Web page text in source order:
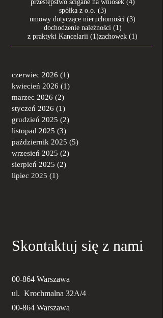
przestępstwo ścigane na wniosek (4)
spółka z o.o. (3)3 posty
umowy dotyczące nieruchomości (3)
dochodzenie należności (1)1 post
z praktyki Kancelarii (1)1 post
zachowek (1)
czerwiec 2026 (1)
kwiecień 2026 (1)
marzec 2026 (2)
styczeń 2026 (1)
grudzień 2025 (2)
listopad 2025 (3)
październik 2025 (5)
wrzesień 2025 (2)
sierpień 2025 (2)
lipiec 2025 (1)
Skontaktuj się z nami
00-864 Warszawa
ul. Krochmalna 32A/4
00-864 Warszawa